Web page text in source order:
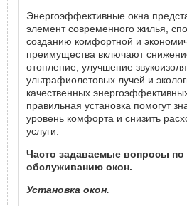
Энергоэффективные окна
элемент современного жилья,
созданию комфортной и
преимущества включают
отопление, улучшение
ультрафиолетовых лучей и
качественных
правильная установка помогут
уровень комфорта и снизить
услуги.
Часто задаваемые вопросы по
обслуживанию окон.
Установка окон.